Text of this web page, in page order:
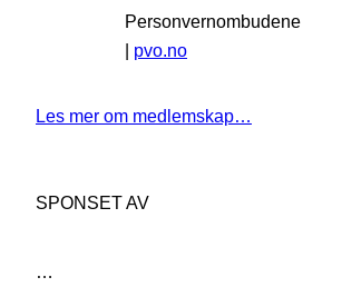
Personvernombudene
| pvo.no
Les mer om medlemskap…
SPONSET AV
…